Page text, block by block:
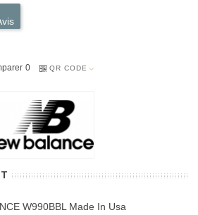
0 QR CODE
W990BBL Made In Usa